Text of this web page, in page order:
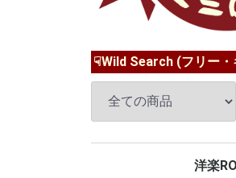
☟Wild Search (フリー
洋楽